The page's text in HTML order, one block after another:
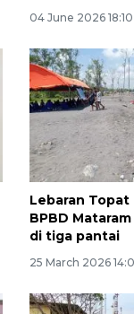
04 June 2026
Lebaran
BPBD
di tiga pantai
25 March 2026